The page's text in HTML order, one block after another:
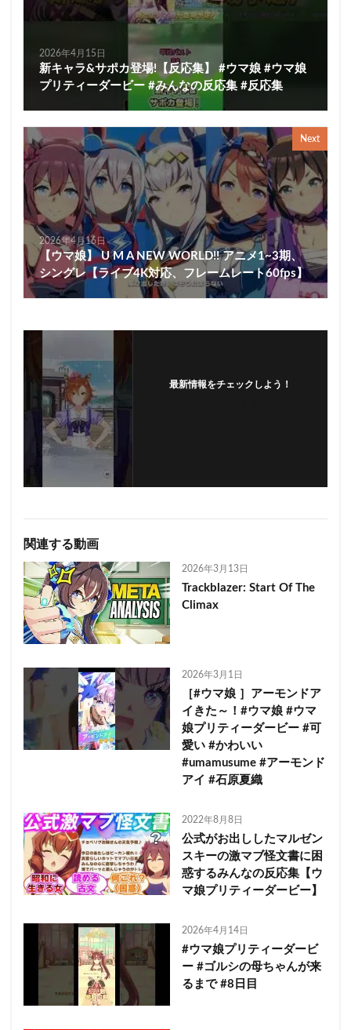
2026年4月15日
新キャラ&サポカ登場!【反応集】 #ウマ娘 #ウマ娘
プリティーダービー #みんなの反応集 #反応集
Next
2026年4月16日
【ウマ娘】 U M A NEW WORLD!! アニメ1~3期、
シングレ【ライブ4K対応、フレームレート60fps】
最新情報をチェックしよう！
関連する動画
2026年3月13日
Trackblazer: Start Of The
Climax
2026年3月1日
［#ウマ娘 ］アーモンドア
イきた～！#ウマ娘 #ウマ
娘プリティーダービー #可
愛い #かわいい
#umamusume #アーモンド
アイ #石原夏織
2022年8月8日
公式がお出ししたマルゼン
スキーの激マブ怪文書に困
惑するみんなの反応集【ウ
マ娘プリティーダービー】
2026年4月14日
#ウマ娘プリティーダービ
ー #ゴルシの母ちゃんが来
るまで #8日目